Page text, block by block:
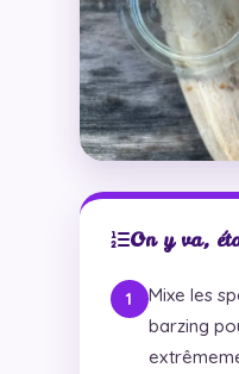
On y va,
Mixe les
barzing